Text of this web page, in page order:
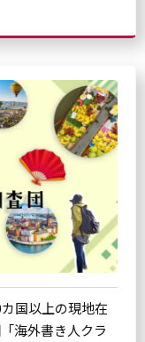
国以上の現地在
海外書き人クラ